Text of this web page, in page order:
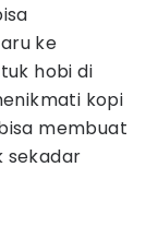
ke
hobi di
kopi
membuat
sekadar